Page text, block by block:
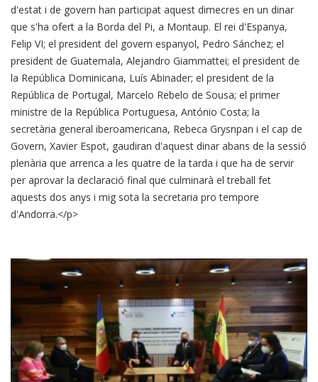
d'estat i de govern han participat aquest dimecres en un dinar
que s'ha ofert a la Borda del Pi, a Montaup. El rei d'Espanya,
Felip VI; el president del govern espanyol, Pedro Sánchez; el
president de Guatemala, Alejandro Giammattei; el president de
la República Dominicana, Luís Abinader; el president de la
República de Portugal, Marcelo Rebelo de Sousa; el primer
ministre de la República Portuguesa, António Costa; la
secretària general iberoamericana, Rebeca Grysnpan i el cap de
Govern, Xavier Espot, gaudiran d'aquest dinar abans de la sessió
plenària que arrenca a les quatre de la tarda i que ha de servir
per aprovar la declaració final que culminarà el treball fet
aquests dos anys i mig sota la secretaria pro tempore
d'Andorra.</p>